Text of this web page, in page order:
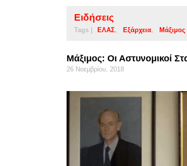
Ειδήσεις
Tags | ΕΛΑΣ Εξάρχεια Μάξιμος
Μάξιμος: Οι Αστυνομικοί
26 Νοεμβρίου, 2018